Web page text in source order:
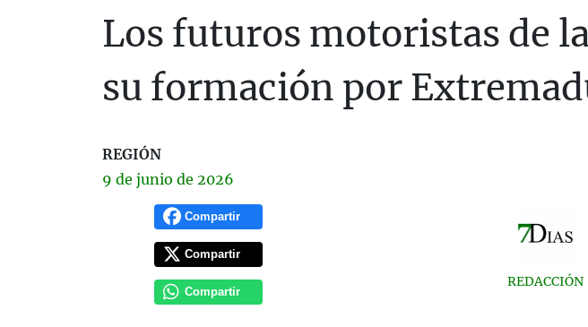
Los futuros motoristas de
su formación por
REGIÓN
9 de junio de 2026
Compartir
Compartir
Compartir
REDACCIÓN